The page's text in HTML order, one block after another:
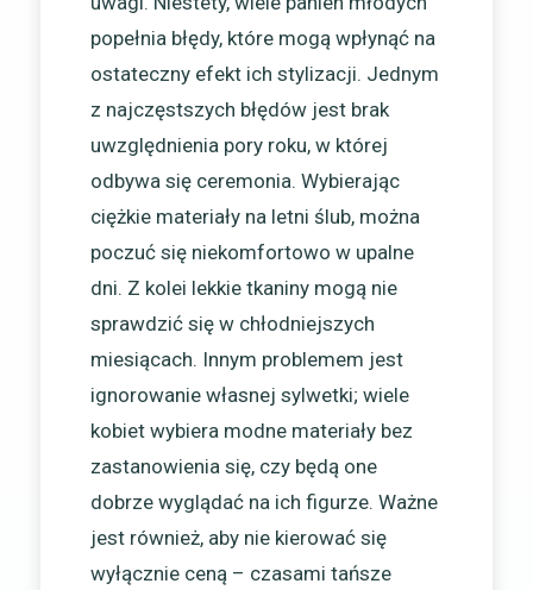
popełnia błędy, które mogą wpłynąć na
ostateczny efekt ich stylizacji. Jednym
z najczęstszych błędów jest brak
uwzględnienia pory roku, w której
odbywa się ceremonia. Wybierając
ciężkie materiały na letni ślub, można
poczuć się niekomfortowo w upalne
dni. Z kolei lekkie tkaniny mogą nie
sprawdzić się w chłodniejszych
miesiącach. Innym problemem jest
ignorowanie własnej sylwetki; wiele
kobiet wybiera modne materiały bez
zastanowienia się, czy będą one
dobrze wyglądać na ich figurze. Ważne
jest również, aby nie kierować się
wyłącznie ceną – czasami tańsze